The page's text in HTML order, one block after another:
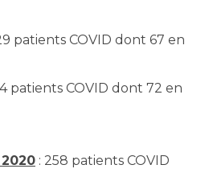
patients COVID dont 67 en
patients COVID dont 72 en
: 258 patients COVID